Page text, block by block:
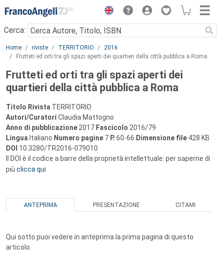
Menu
Cerca:
Main content
Home riviste TERRITORIO
2016
Frutteti ed orti tra gli spazi aperti dei quartieri della città pubblica a Roma
Frutteti ed orti tra gli spazi aperti dei
quartieri della città pubblica a Roma
Titolo Rivista TERRITORIO
Autori/Curatori Claudia Mattogno
Anno di pubblicazione 2017 Fascicolo 2016/79
Lingua Italiano Numero pagine 7 P. 60-66 Dimensione file 428 KB
DOI 10.3280/TR2016-079010
Il DOI è il codice a barre della proprietà intellettuale: per saperne di
più clicca qui
ANTEPRIMA PRESENTAZIONE CITAMI
Qui sotto puoi vedere in anteprima la prima pagina di questo
articolo.